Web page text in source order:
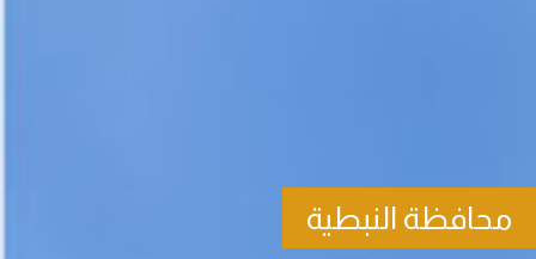
محافظة النبطية